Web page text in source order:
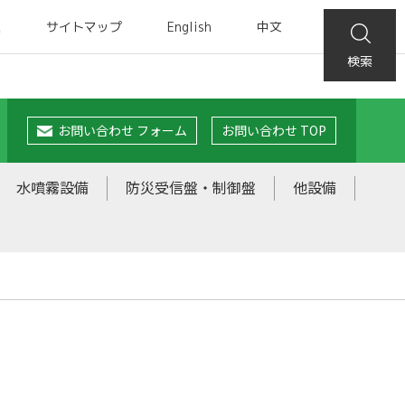
サイトマップ English
中文
検索
お問い合わせ フォーム お問い合わせ TOP
水噴霧設備 防災受信盤・制御盤
他設備